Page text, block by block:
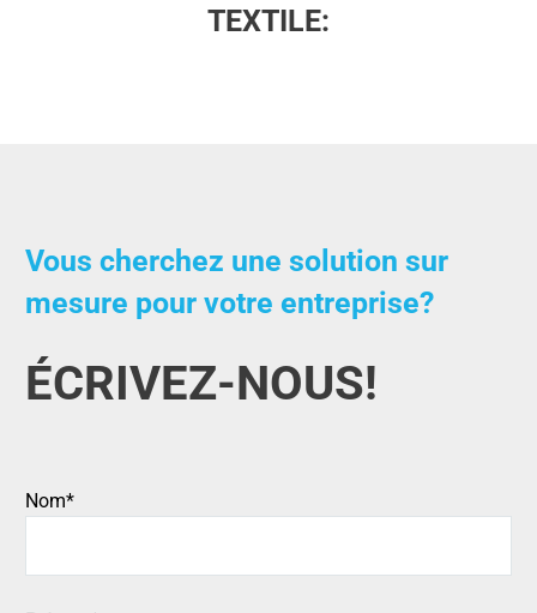
TEXTILE:
Vous cherchez une solution sur
mesure pour votre entreprise?
ÉCRIVEZ-NOUS!
Nom*